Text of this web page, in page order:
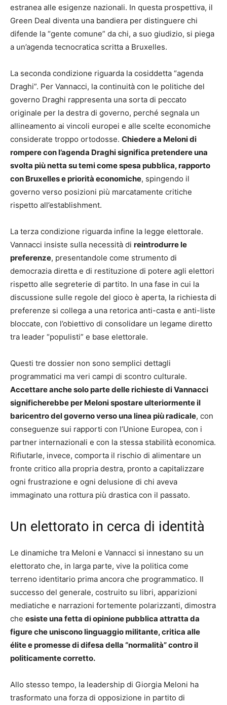
estranea alle esigenze nazionali. In questa prospettiva, il
Green Deal diventa una bandiera per distinguere chi
difende la “gente comune” da chi, a suo giudizio, si piega
a un’agenda tecnocratica scritta a Bruxelles.
La seconda condizione riguarda la cosiddetta “agenda
Draghi”. Per Vannacci, la continuità con le politiche del
governo Draghi rappresenta una sorta di peccato
originale per la destra di governo, perché segnala un
allineamento ai vincoli europei e alle scelte economiche
considerate troppo ortodosse. Chiedere a Meloni di
rompere con l’agenda Draghi significa pretendere una
svolta più netta su temi come spesa pubblica, rapporto
con Bruxelles e priorità economiche, spingendo il
governo verso posizioni più marcatamente critiche
rispetto all’establishment.
La terza condizione riguarda infine la legge elettorale.
Vannacci insiste sulla necessità di reintrodurre le
preferenze, presentandole come strumento di
democrazia diretta e di restituzione di potere agli elettori
rispetto alle segreterie di partito. In una fase in cui la
discussione sulle regole del gioco è aperta, la richiesta di
preferenze si collega a una retorica anti-casta e anti-liste
bloccate, con l’obiettivo di consolidare un legame diretto
tra leader “populisti” e base elettorale.
Questi tre dossier non sono semplici dettagli
programmatici ma veri campi di scontro culturale.
Accettare anche solo parte delle richieste di Vannacci
significherebbe per Meloni spostare ulteriormente il
baricentro del governo verso una linea più radicale, con
conseguenze sui rapporti con l’Unione Europea, con i
partner internazionali e con la stessa stabilità economica.
Rifiutarle, invece, comporta il rischio di alimentare un
fronte critico alla propria destra, pronto a capitalizzare
ogni frustrazione e ogni delusione di chi aveva
immaginato una rottura più drastica con il passato.
Un elettorato in cerca di identità
Le dinamiche tra Meloni e Vannacci si innestano su un
elettorato che, in larga parte, vive la politica come
terreno identitario prima ancora che programmatico. Il
successo del generale, costruito su libri, apparizioni
mediatiche e narrazioni fortemente polarizzanti, dimostra
che esiste una fetta di opinione pubblica attratta da
figure che uniscono linguaggio militante, critica alle
élite e promesse di difesa della “normalità” contro il
politicamente corretto.
Allo stesso tempo, la leadership di Giorgia Meloni ha
trasformato una forza di opposizione in partito di